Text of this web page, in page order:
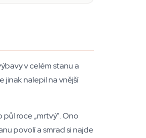
v celém stanu a
jinak nalepil na vnější
roce „mrtvý". Ono
povolí a smrad si najde